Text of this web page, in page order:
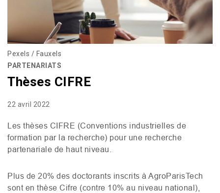
Pexels / Fauxels
PARTENARIATS
Thèses CIFRE
22 avril 2022
Les thèses CIFRE (Conventions industrielles de
formation par la recherche) pour une recherche
partenariale de haut niveau.
Plus de 20% des doctorants inscrits à AgroParisTech
sont en thèse Cifre (contre 10% au niveau national),